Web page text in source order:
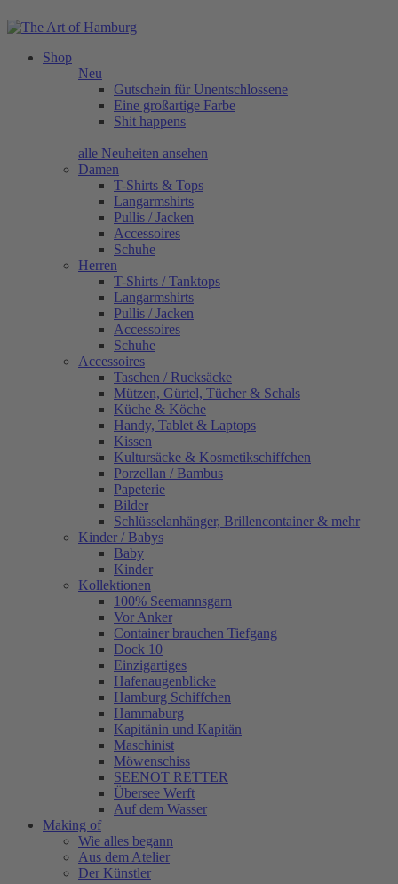
Shop
Neu
Gutschein für Unentschlossene
Eine großartige Farbe
Shit happens
alle Neuheiten ansehen
Damen
T-Shirts & Tops
Langarmshirts
Pullis / Jacken
Accessoires
Schuhe
Herren
T-Shirts / Tanktops
Langarmshirts
Pullis / Jacken
Accessoires
Schuhe
Accessoires
Taschen / Rucksäcke
Mützen, Gürtel, Tücher & Schals
Küche & Köche
Handy, Tablet & Laptops
Kissen
Kultursäcke & Kosmetikschiffchen
Porzellan / Bambus
Papeterie
Bilder
Schlüsselanhänger, Brillencontainer & mehr
Kinder / Babys
Baby
Kinder
Kollektionen
100% Seemannsgarn
Vor Anker
Container brauchen Tiefgang
Dock 10
Einzigartiges
Hafenaugen­blicke
Hamburg Schiffchen
Hammaburg
Kapitänin und Kapitän
Maschinist
Möwenschiss
SEENOT RETTER
Übersee Werft
Auf dem Wasser
Making of
Wie alles begann
Aus dem Atelier
Der Künstler